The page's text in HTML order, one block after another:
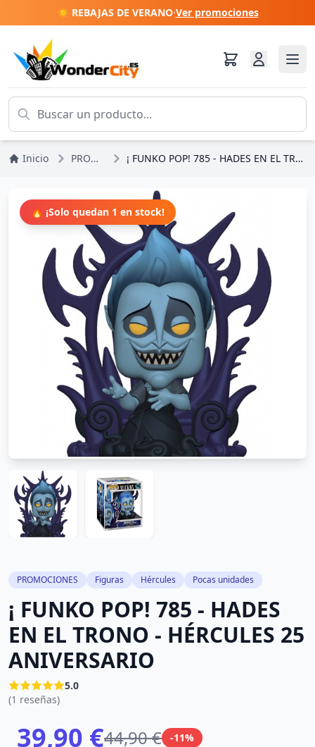
☀️ REBAJAS DE VERANO·Ver promociones
Inicio PROMOCIONES ¡ FUNKO POP! 785 - HADES EN EL TRONO - HÉRCULES 25 ANIVERSARIO
🔥 ¡Solo quedan 1 en stock!
PROMOCIONES Figuras Hércules Pocas unidades
¡ FUNKO POP! 785 - HADES
EN EL TRONO - HÉRCULES 25
ANIVERSARIO
5.0
(1 reseñas)
39,90 €44,90 € -11%